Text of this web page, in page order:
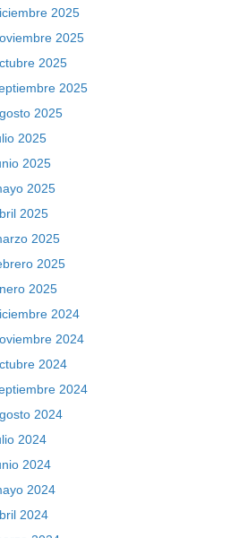
2025
2025
2025
2025
2025
2025
2025
2025
2025
2025
2025
2025
2024
2024
2024
2024
2024
2024
2024
2024
2024